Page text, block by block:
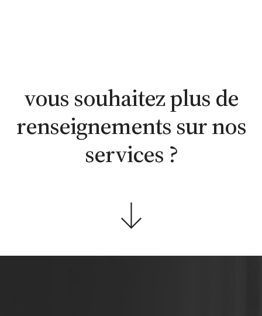
vous souhaitez plus de
renseignements sur nos
services ?